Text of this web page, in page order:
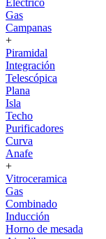
Eléctrico
Gas
Campanas
+
Piramidal
Integración
Telescópica
Plana
Isla
Techo
Purificadores
Curva
Anafe
+
Vitroceramica
Gas
Combinado
Inducción
Horno de mesada